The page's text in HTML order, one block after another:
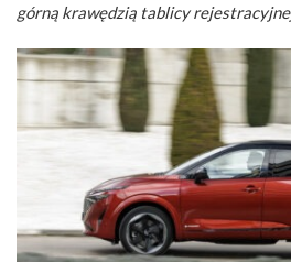
górną krawędzią tablicy